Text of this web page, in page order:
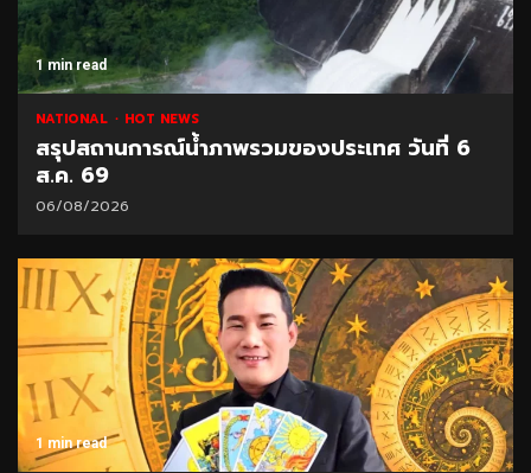
1 min read
NATIONAL HOT NEWS
สรุปสถานการณ์น้ำภาพรวมของประเทศ วันที่ 6
ส.ค. 69
06/08/2026
1 min read